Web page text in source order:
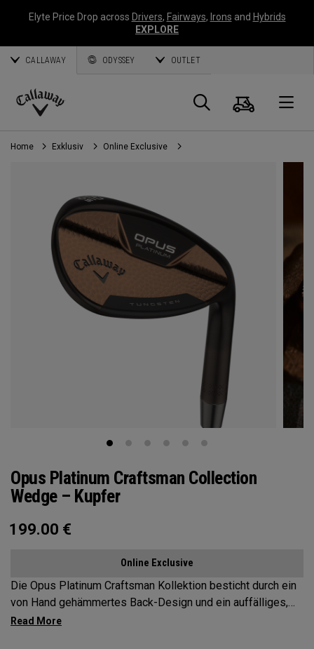
Elyte Price Drop across Drivers, Fairways, Irons and Hybrids
EXPLORE
CALLAWAY ODYSSEY OUTLET
Callaway
Golf
Suche
Home Exklusiv Online Exclusive
Opus Platinum Craftsman Collection
Wedge – Kupfer
199.00 €
Online Exclusive
Die Opus Platinum Craftsman Kollektion besticht durch ein
von Hand gehämmertes Back-Design und ein auffälliges,
satiniertes PVD-Kupferfinish. Entwickelt für Spieler, die